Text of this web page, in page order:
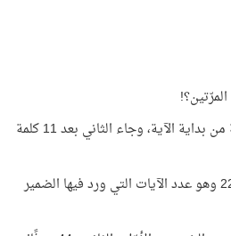
جاء الضمير الأوّل بعد 11 كلمة من بداية الآية، وجاء الثاني بعد 11 كلمة
ومجموع العددين 11 + 11 = 22 وهو عدد الآيات التي ورد فيها الضمير